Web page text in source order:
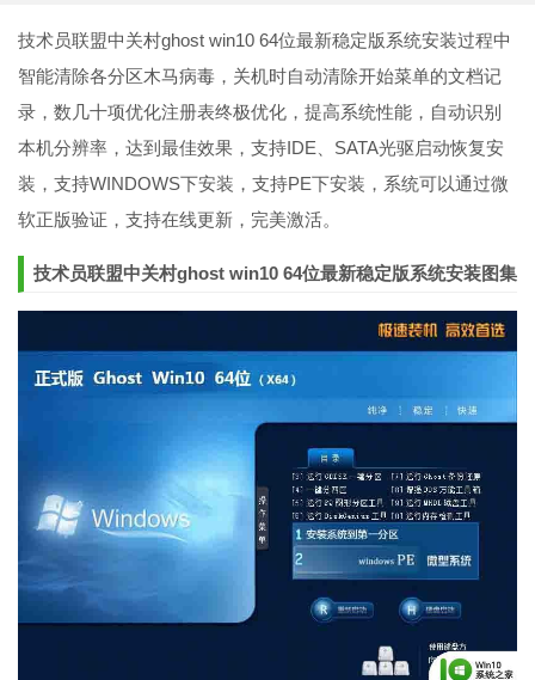
技术员联盟中关村ghost win10 64位最新稳定版系统安装过程中
智能清除各分区木马病毒，关机时自动清除开始菜单的文档记
录，数几十项优化注册表终极优化，提高系统性能，自动识别
本机分辨率，达到最佳效果，支持IDE、SATA光驱启动恢复安
装，支持WINDOWS下安装，支持PE下安装，系统可以通过微
软正版验证，支持在线更新，完美激活。
技术员联盟中关村ghost win10 64位最新稳定版系统安装图集